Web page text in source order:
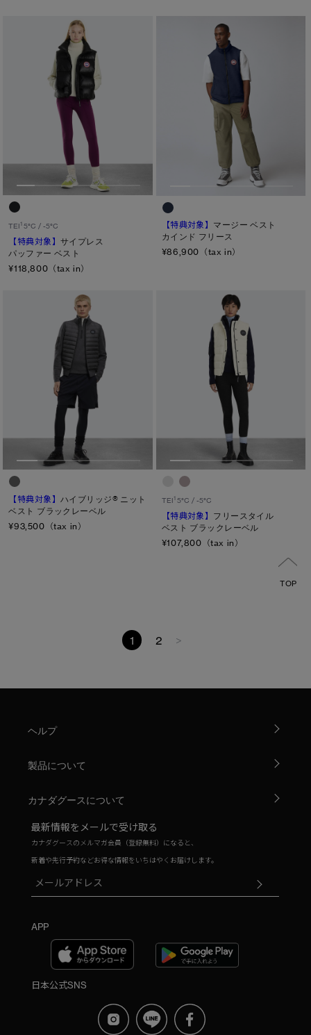
TEI1 5°C / -5°C
【特典対象】サイプレス
パッファー ベスト
¥118,800（tax in）
【特典対象】 マージー ベスト
カインド フリース
¥86,900（tax in）
【特典対象】 ハイブリッジ® ニット
ベスト ブラックレーベル
¥93,500（tax in）
TEI15°C / -5°C
【特典対象】 フリースタイル
ベスト ブラックレーベル
¥107,800（tax in）
TOP
1 2 >
ヘルプ
製品について
カナダグースについて
最新情報をメールで受け取る
カナダグースのメルマガ会員（登録無料）になると、
新着や先行予約などお得な情報をいちはやくお届けします。
APP
日本公式SNS